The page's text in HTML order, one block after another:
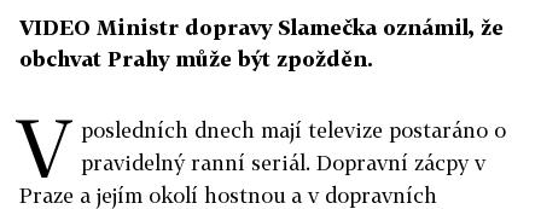
VIDEO Ministr dopravy Slamečka oznámil, že
obchvat Prahy může být zpožděn.
V posledních dnech mají televize postaráno o
pravidelný ranní seriál. Dopravní zácpy v
Praze a jejím okolí hostnou a v dopravních